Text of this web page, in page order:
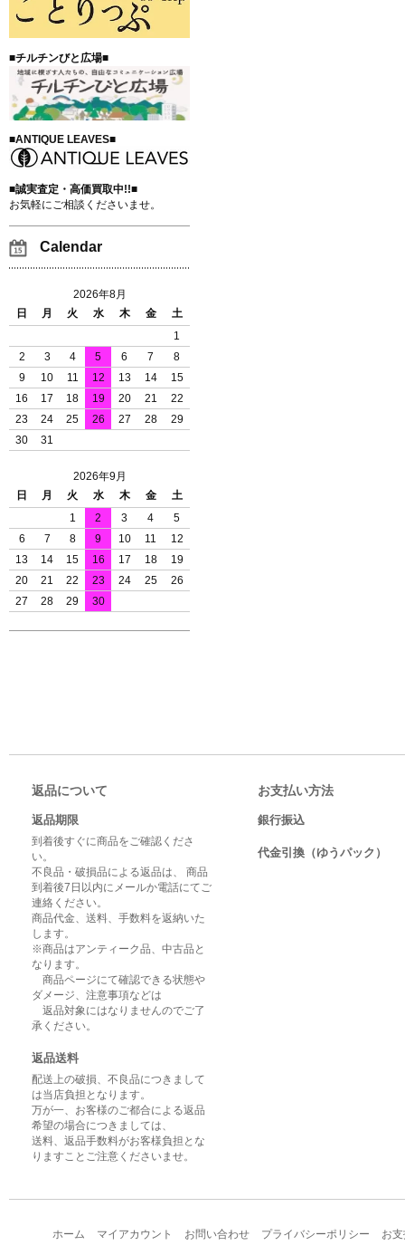
■チルチンびと広場■
■ANTIQUE LEAVES■
■誠実査定・高価買取中!!■
お気軽にご相談くださいませ。
Calendar
2026年8月
日
月 火 水 木 金
土
1
2
3 4 5 6 7
8
9
10 11 12 13 14
15
16
17 18 19 20 21
22
23
24 25 26 27 28
29
30
31
2026年9月
日
月 火 水 木 金
土
1
2 3 4
5
6
7 8 9 10 11
12
13
14 15 16 17 18
19
20
21 22 23 24 25
26
27
28 29 30
返品について
返品期限
到着後すぐに商品をご確認くださ
い。
不良品・破損品による返品は、 商品
到着後7日以内にメールか電話にてご
連絡ください。
商品代金、送料、手数料を返納いた
します。
※商品はアンティーク品、中古品と
なります。
商品ページにて確認できる状態や
ダメージ、注意事項などは
返品対象にはなりませんのでご了
承ください。
返品送料
配送上の破損、不良品につきまして
は当店負担となります。
万が一、お客様のご都合による返品
希望の場合につきましては、
送料、返品手数料がお客様負担とな
りますことご注意くださいませ。
お支払い方法
銀行振込
代金引換（ゆうパック）
ホーム マイアカウント お問い合わせ プライバシーポリシー お